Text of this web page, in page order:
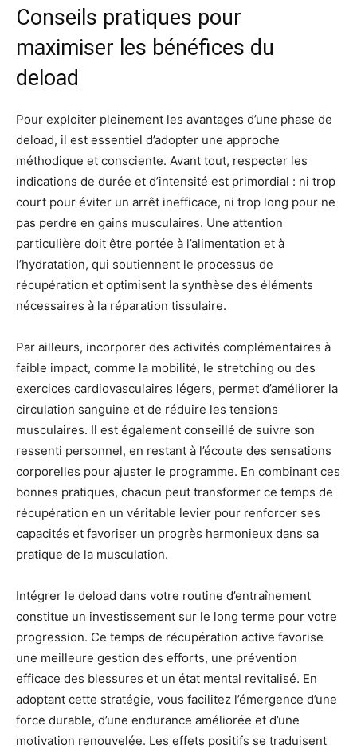
Conseils pratiques pour
maximiser les bénéfices du
deload
Pour exploiter pleinement les avantages d’une phase de
deload, il est essentiel d’adopter une approche
méthodique et consciente. Avant tout, respecter les
indications de durée et d’intensité est primordial : ni trop
court pour éviter un arrêt inefficace, ni trop long pour ne
pas perdre en gains musculaires. Une attention
particulière doit être portée à l’alimentation et à
l’hydratation, qui soutiennent le processus de
récupération et optimisent la synthèse des éléments
nécessaires à la réparation tissulaire.
Par ailleurs, incorporer des activités complémentaires à
faible impact, comme la mobilité, le stretching ou des
exercices cardiovasculaires légers, permet d’améliorer la
circulation sanguine et de réduire les tensions
musculaires. Il est également conseillé de suivre son
ressenti personnel, en restant à l’écoute des sensations
corporelles pour ajuster le programme. En combinant ces
bonnes pratiques, chacun peut transformer ce temps de
récupération en un véritable levier pour renforcer ses
capacités et favoriser un progrès harmonieux dans sa
pratique de la musculation.
Intégrer le deload dans votre routine d’entraînement
constitue un investissement sur le long terme pour votre
progression. Ce temps de récupération active favorise
une meilleure gestion des efforts, une prévention
efficace des blessures et un état mental revitalisé. En
adoptant cette stratégie, vous facilitez l’émergence d’une
force durable, d’une endurance améliorée et d’une
motivation renouvelée. Les effets positifs se traduisent